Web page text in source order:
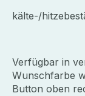
kälte-/
Verfügbar in
Wunschfarbe
Button oben